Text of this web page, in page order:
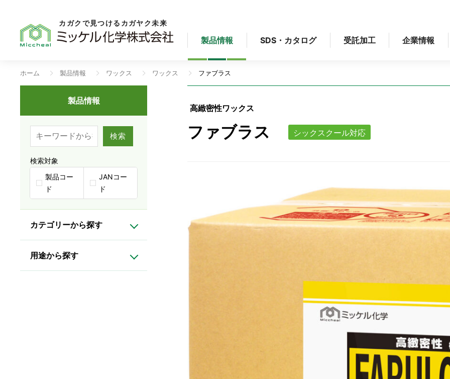
カガクで見つけるカガヤク未来
製品情報 SDS・カタログ 受託加工 企業情報
ホーム 製品情報 ワックス ワックス ファブラス
製品情報
検索
検索対象
製品コー
ド
JANコー
ド
カテゴリーから探す
用途から探す
高緻密性ワックス
ファブラス シックスクール対応